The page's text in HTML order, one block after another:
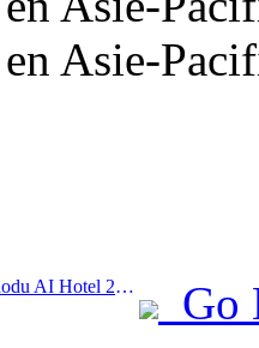
Asie-
Prev:Le salon numérique Xiaodu AI Hotel 2024 s'est terminé avec succès ! Accélérer la reconstruction de la future expérience hôtelière
Go